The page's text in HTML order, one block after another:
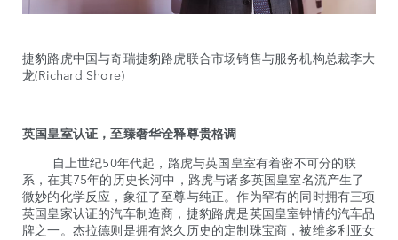
捷豹路虎中国与奇瑞捷豹路虎联合市场销售与服务机构总裁李大
龙(Richard Shore)
英国皇室认证，至臻奢华诠释尊贵格调
自上世纪50年代起，路虎与英国皇室有着密不可分的联
系，在其75年的历史长河中，路虎与诸多英国皇室名流产生了
微妙的化学反应，象征了至尊与纯正。作为罕有的同时拥有三项
英国皇家认证的汽车制造商，捷豹路虎是英国皇室钟情的汽车品
牌之一。杰拉德则是拥有悠久历史的定制珠宝商，被维多利亚女